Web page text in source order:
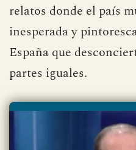
relatos donde el país
inesperada y
España que
partes iguales.